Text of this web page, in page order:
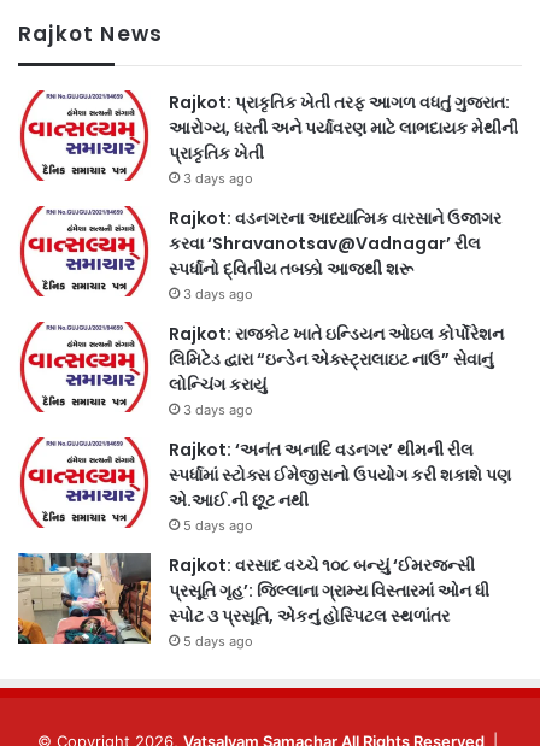
Rajkot News
Rajkot: પ્રાકૃતિક ખેતી તરફ આગળ વધતું ગુજરાત:
આરોગ્ય, ધરતી અને પર્યાવરણ માટે લાભદાયક મેથીની
પ્રાકૃતિક ખેતી
3 days ago
Rajkot: વડનગરના આધ્યાત્મિક વારસાને ઉજાગર
કરવા ‘Shravanotsav@Vadnagar’ રીલ
સ્પર્ધાનો દ્વિતીય તબક્કો આજથી શરૂ
3 days ago
Rajkot: રાજકોટ ખાતે ઇન્ડિયન ઓઇલ કોર્પોરેશન
લિમિટેડ દ્વારા “ઇન્ડેન એક્સ્ટ્રાલાઇટ નાઉ” સેવાનું
લોન્ચિંગ કરાયું
3 days ago
Rajkot: ‘અનંત અનાદિ વડનગર’ થીમની રીલ
સ્પર્ધામાં સ્ટોક્સ ઈમેજીસનો ઉપયોગ કરી શકાશે પણ
એ.આઈ.ની છૂટ નથી
5 days ago
Rajkot: વરસાદ વચ્ચે ૧૦૮ બન્યું ‘ઈમરજન્સી
પ્રસૂતિ ગૃહ’: જિલ્લાના ગ્રામ્ય વિસ્તારમાં ઓન ધી
સ્પોટ ૩ પ્રસૂતિ, એકનું હોસ્પિટલ સ્થળાંતર
5 days ago
© Copyright 2026, Vatsalyam Samachar All Rights Reserved